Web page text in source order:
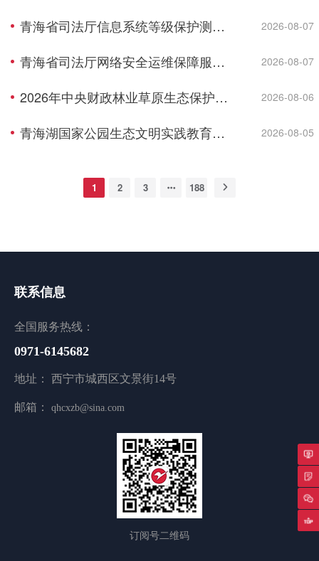
青海省司法厅信息系统等级保护测评项目成交结果公告 2026-08-07
青海省司法厅网络安全运维保障服务项目成交结果公告 2026-08-07
2026年中央财政林业草原生态保护恢复资金青海湖国家级自然保护区能力建设项目项目监理成交结果公告 2026-08-06
青海湖国家公园生态文明实践教育基地提升 项目可行性研究报告成交结果公告 2026-08-05
1 2 3 188
联系信息
全国服务热线：
0971-6145682
地址： 西宁市城西区文景街14号
邮箱： qhcxzb@sina.com
订阅号二维码
专
返